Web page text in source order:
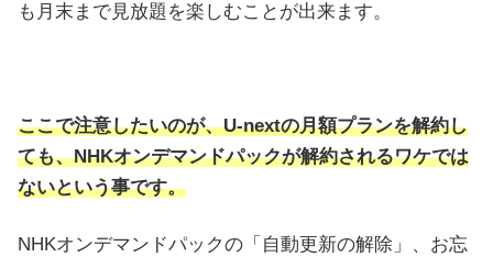
も月末まで見放題を楽しむことが出来ます。
ここで注意したいのが、U-nextの月額プランを解約し
ても、NHKオンデマンドパックが解約されるワケでは
ないという事です。
NHKオンデマンドパックの「自動更新の解除」、お忘